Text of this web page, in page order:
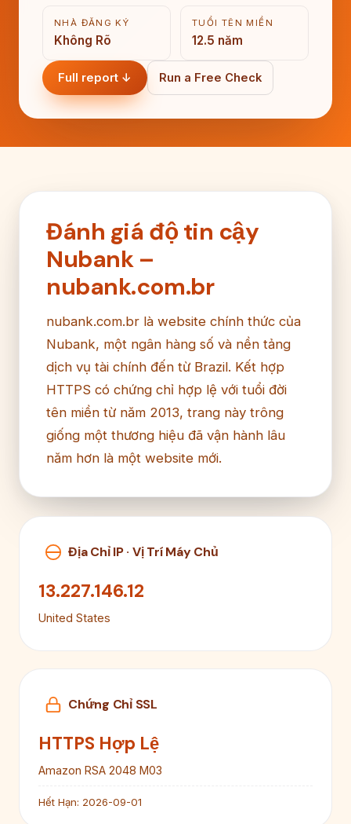
NHÀ ĐĂNG KÝ
Không Rõ
TUỔI TÊN MIỀN
12.5 năm
Full report ↓ Run a Free Check
Đánh giá độ tin cậy
Nubank –
nubank.com.br
nubank.com.br là website chính thức của
Nubank, một ngân hàng số và nền tảng
dịch vụ tài chính đến từ Brazil. Kết hợp
HTTPS có chứng chỉ hợp lệ với tuổi đời
tên miền từ năm 2013, trang này trông
giống một thương hiệu đã vận hành lâu
năm hơn là một website mới.
Địa Chỉ IP · Vị Trí Máy Chủ
13.227.146.12
United States
Chứng Chỉ SSL
HTTPS Hợp Lệ
Amazon RSA 2048 M03
Hết Hạn: 2026-09-01